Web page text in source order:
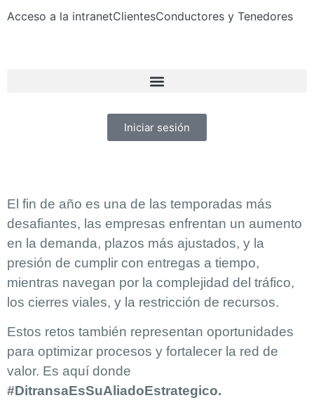
Acceso a la intranetClientesConductores y Tenedores
Iniciar sesión
El fin de año es una de las temporadas más
desafiantes, las empresas enfrentan un aumento
en la demanda, plazos más ajustados, y la
presión de cumplir con entregas a tiempo,
mientras navegan por la complejidad del tráfico,
los cierres viales, y la restricción de recursos.
Estos retos también representan oportunidades
para optimizar procesos y fortalecer la red de
valor. Es aquí donde
#DitransaEsSuAliadoEstrategico.